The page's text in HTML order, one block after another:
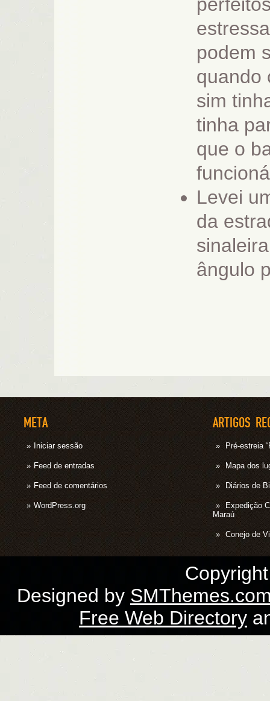
podem
quando
sim
tinha
que o
Levei
da
ângulo
META
Iniciar sessão
Feed de entradas
Feed de comentários
WordPress.org
ARTIGOS
Pré-estreia
Mapa dos
Diários de
Expedição
Maraú
Conejo de
Designed by
Free Web Directory